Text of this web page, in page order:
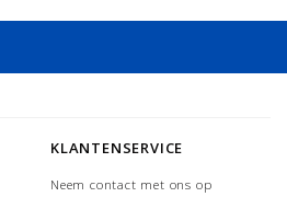
KLANTENSERVICE
Neem contact met ons op